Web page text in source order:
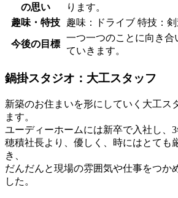
の思い
ります。
趣味・特技
趣味：ドライブ 特技：剣
今後の目標
一つ一つのことに向き合
ていきます。
鍋掛スタジオ：大工スタッフ
新築のお住まいを形にしていく大工ス
ます。
ユーディーホームには新卒で入社し、3
穂積社長より、優しく、時にはとても
き、
だんだんと現場の雰囲気や仕事をつか
した。